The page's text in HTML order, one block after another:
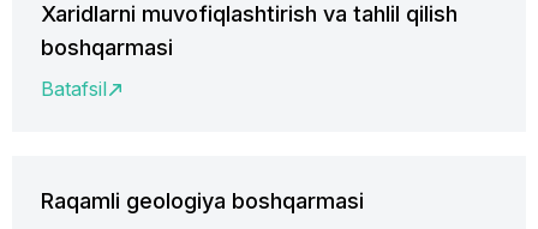
Xaridlarni muvofiqlashtirish va tahlil qilish
boshqarmasi
Batafsil
Raqamli geologiya boshqarmasi